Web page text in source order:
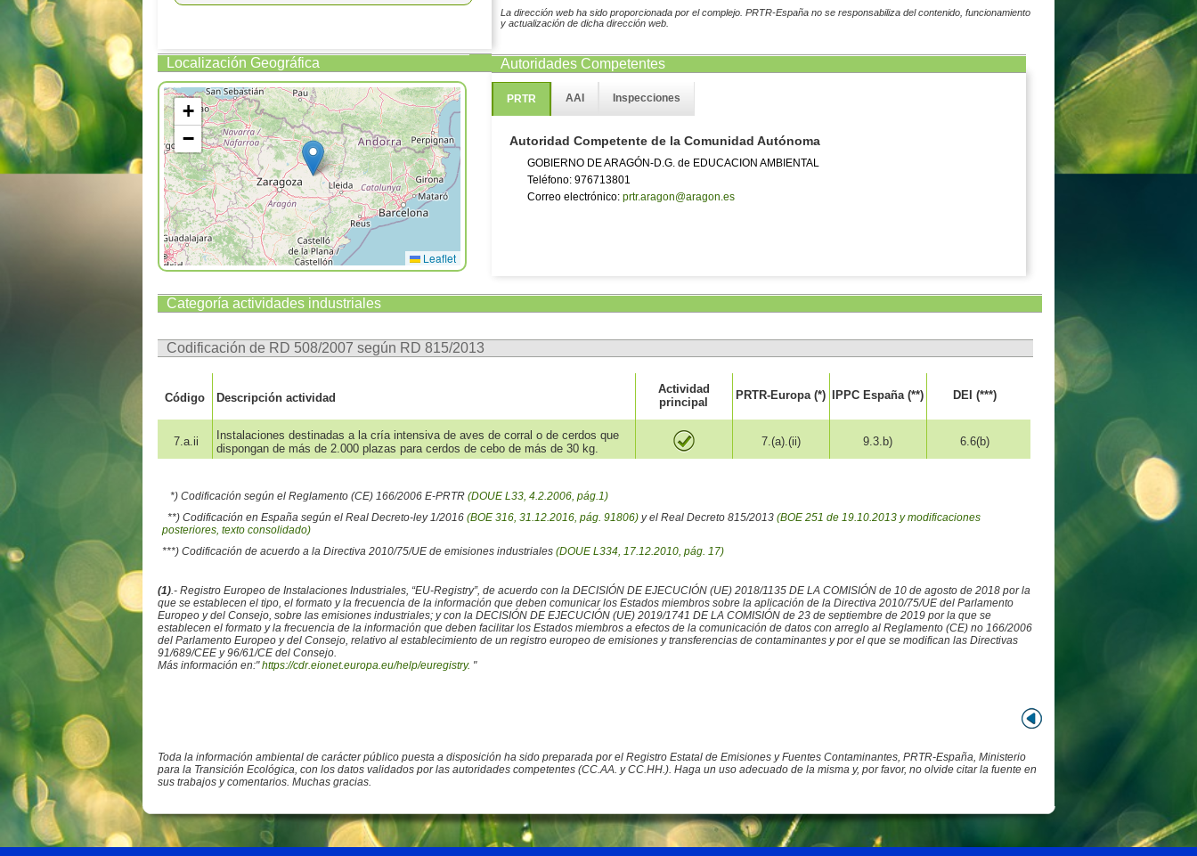
Localización Geográfica
+
−
Leaflet
La dirección web ha sido proporcionada por el complejo. PRTR-España no se responsabiliza del contenido, funcionamiento
y actualización de dicha dirección web.
Autoridades Competentes
PRTR AAI Inspecciones
Autoridad Competente de la Comunidad Autónoma
GOBIERNO DE ARAGÓN-D.G. de EDUCACION AMBIENTAL
Teléfono: 976713801
Correo electrónico: prtr.aragon@aragon.es
Categoría actividades industriales
Codificación de RD 508/2007 según RD 815/2013
Código Descripción actividad
Actividad
principal
PRTR-Europa (*) IPPC España (**) DEI (***)
7.a.ii
Instalaciones destinadas a la cría intensiva de aves de corral o de cerdos que
dispongan de más de 2.000 plazas para cerdos de cebo de más de 30 kg.
7.(a).(ii) 9.3.b) 6.6(b)
*) Codificación según el Reglamento (CE) 166/2006 E-PRTR (DOUE L33, 4.2.2006, pág.1)
**) Codificación en España según el Real Decreto-ley 1/2016 (BOE 316, 31.12.2016, pág. 91806)y el Real Decreto 815/2013 (BOE 251 de 19.10.2013 y modificaciones
posteriores, texto consolidado)
***) Codificación de acuerdo a la Directiva 2010/75/UE de emisiones industriales (DOUE L334, 17.12.2010, pág. 17)
(1).- Registro Europeo de Instalaciones Industriales, “EU-Registry”, de acuerdo con la DECISIÓN DE EJECUCIÓN (UE) 2018/1135 DE LA COMISIÓN de 10 de agosto de 2018 por la
que se establecen el tipo, el formato y la frecuencia de la información que deben comunicar los Estados miembros sobre la aplicación de la Directiva 2010/75/UE del Parlamento
Europeo y del Consejo, sobre las emisiones industriales; y con la DECISIÓN DE EJECUCIÓN (UE) 2019/1741 DE LA COMISIÓN de 23 de septiembre de 2019 por la que se
establecen el formato y la frecuencia de la información que deben facilitar los Estados miembros a efectos de la comunicación de datos con arreglo al Reglamento (CE) no 166/2006
del Parlamento Europeo y del Consejo, relativo al establecimiento de un registro europeo de emisiones y transferencias de contaminantes y por el que se modifican las Directivas
91/689/CEE y 96/61/CE del Consejo.
Más información en:"https://cdr.eionet.europa.eu/help/euregistry. "
Toda la información ambiental de carácter público puesta a disposición ha sido preparada por el Registro Estatal de Emisiones y Fuentes Contaminantes, PRTR-España, Ministerio
para la Transición Ecológica, con los datos validados por las autoridades competentes (CC.AA. y CC.HH.). Haga un uso adecuado de la misma y, por favor, no olvide citar la fuente en
sus trabajos y comentarios. Muchas gracias.